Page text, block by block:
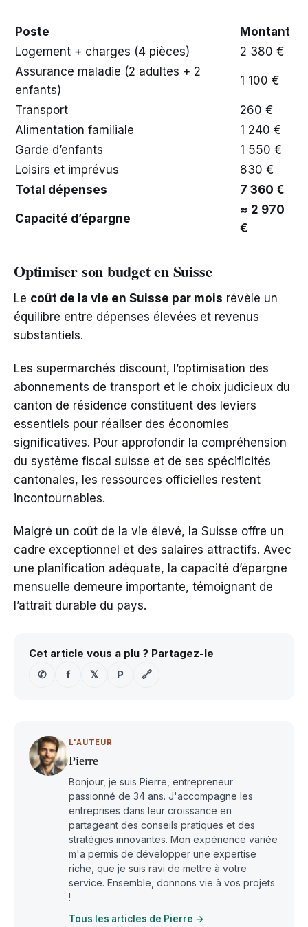
Poste
Montant
Logement + charges (4 pièces)
2 380 €
Assurance maladie (2 adultes + 2
enfants)
1 100 €
Transport
260 €
Alimentation familiale
1 240 €
Garde d’enfants
1 550 €
Loisirs et imprévus
830 €
Total dépenses
7 360 €
Capacité d’épargne
≈ 2 970
€
Optimiser son budget en Suisse
Le coût de la vie en Suisse par mois révèle un
équilibre entre dépenses élevées et revenus
substantiels.
Les supermarchés discount, l’optimisation des
abonnements de transport et le choix judicieux du
canton de résidence constituent des leviers
essentiels pour réaliser des économies
significatives. Pour approfondir la compréhension
du système fiscal suisse et de ses spécificités
cantonales, les ressources officielles restent
incontournables.
Malgré un coût de la vie élevé, la Suisse offre un
cadre exceptionnel et des salaires attractifs. Avec
une planification adéquate, la capacité d’épargne
mensuelle demeure importante, témoignant de
l’attrait durable du pays.
Cet article vous a plu ? Partagez-le
✆
f 𝕏 P 🔗
L'AUTEUR
Pierre
Bonjour, je suis Pierre, entrepreneur
passionné de 34 ans. J'accompagne les
entreprises dans leur croissance en
partageant des conseils pratiques et des
stratégies innovantes. Mon expérience variée
m'a permis de développer une expertise
riche, que je suis ravi de mettre à votre
service. Ensemble, donnons vie à vos projets
!
Tous les articles de Pierre →